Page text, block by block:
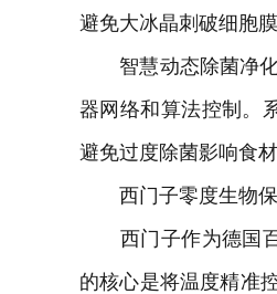
避免大冰晶刺破细胞
智慧动态除菌净化
器网络和算法控制。
避免过度除菌影响食材
西门子零度生物保
西门子作为德国百
的核心是将温度精准